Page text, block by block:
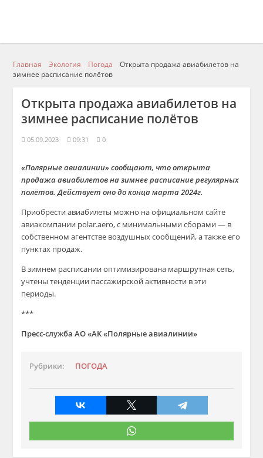
Главная Экология Погода
Открыта продажа авиабилетов на
зимнее расписание полётов
Открыта продажа авиабилетов на
зимнее расписание полётов
05.09.2023 09:31 0
«Полярные авиалинии» сообщают, что открыта
продажа авиабилетов на зимнее расписание регулярных
полётов. Действует оно до конца марта 2024г.
Приобрести авиабилеты можно на официальном сайте
авиакомпании polar.aero, с минимальными сборами — в
собственном агентстве воздушных сообщений, а также его
пунктах продаж.
В зимнем расписании оптимизирована маршрутная сеть,
учтены тенденции пассажирской активности в эти
периоды.
***
Пресс-служба АО «АК «Полярные авиалинии»
Рубрики: ПОГОДА